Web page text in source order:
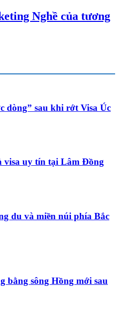
Nghề của tương
dòng” sau khi rớt Visa Úc
visa uy tín tại Lâm Đồng
du và miền núi phía Bắc
bằng sông Hồng mới sau